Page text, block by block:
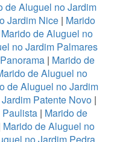
de Aluguel no Jardim
Jardim Nice | Marido
Marido de Aluguel no
no Jardim Palmares
| Marido de
de Aluguel no
de Aluguel no Jardim
Patente Novo |
| Marido de
Marido de Aluguel no